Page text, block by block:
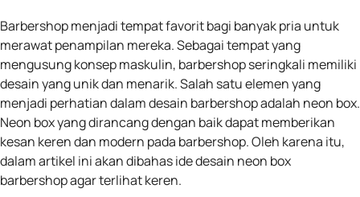
Barbershop menjadi tempat favorit bagi banyak pria untuk
merawat penampilan mereka. Sebagai tempat yang
mengusung konsep maskulin, barbershop seringkali memiliki
desain yang unik dan menarik. Salah satu elemen yang
menjadi perhatian dalam desain barbershop adalah neon box.
Neon box yang dirancang dengan baik dapat memberikan
kesan keren dan modern pada barbershop. Oleh karena itu,
dalam artikel ini akan dibahas ide desain neon box
barbershop agar terlihat keren.